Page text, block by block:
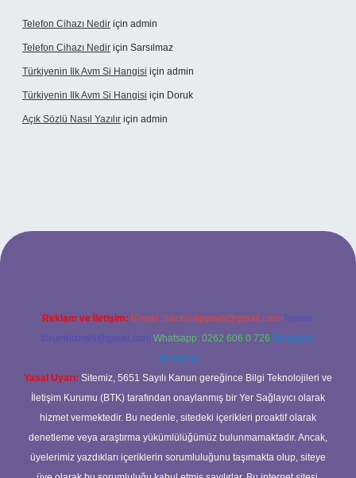
Telefon Cihazı Nedir için admin
Telefon Cihazı Nedir için Sarsılmaz
Türkiyenin Ilk Avm Si Hangisi için admin
Türkiyenin Ilk Avm Si Hangisi için Doruk
Açık Sözlü Nasıl Yazılır için admin
Reklam ve İletişim: E-mail: backlinkpaneli@gmail.com Teams:
forumhizmeti@gmail.com Whatsapp: 0262 606 0 726 Telegram:
@karabul
Yasal Uyarı: Sitemiz, 5651 Sayılı Kanun gereğince Bilgi Teknolojileri ve
İletişim Kurumu (BTK) tarafından onaylanmış bir Yer Sağlayıcı olarak
hizmet vermektedir. Bu nedenle, sitedeki içerikleri proaktif olarak
denetleme veya araştırma yükümlülüğümüz bulunmamaktadır. Ancak,
üyelerimiz yazdıkları içeriklerin sorumluluğunu taşımakta olup, siteye